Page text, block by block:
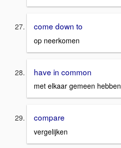
come down to
op neerkomen
have in common
met elkaar gemeen hebben
compare
vergelijken